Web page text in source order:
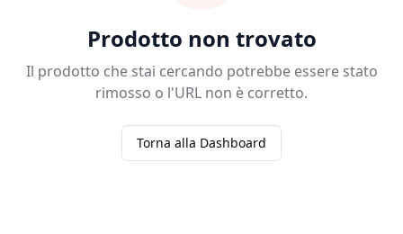
Prodotto non trovato
Il prodotto che stai cercando potrebbe essere stato
rimosso o l'URL non è corretto.
Torna alla Dashboard